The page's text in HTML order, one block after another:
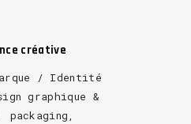
créative
/ Identité
graphique &